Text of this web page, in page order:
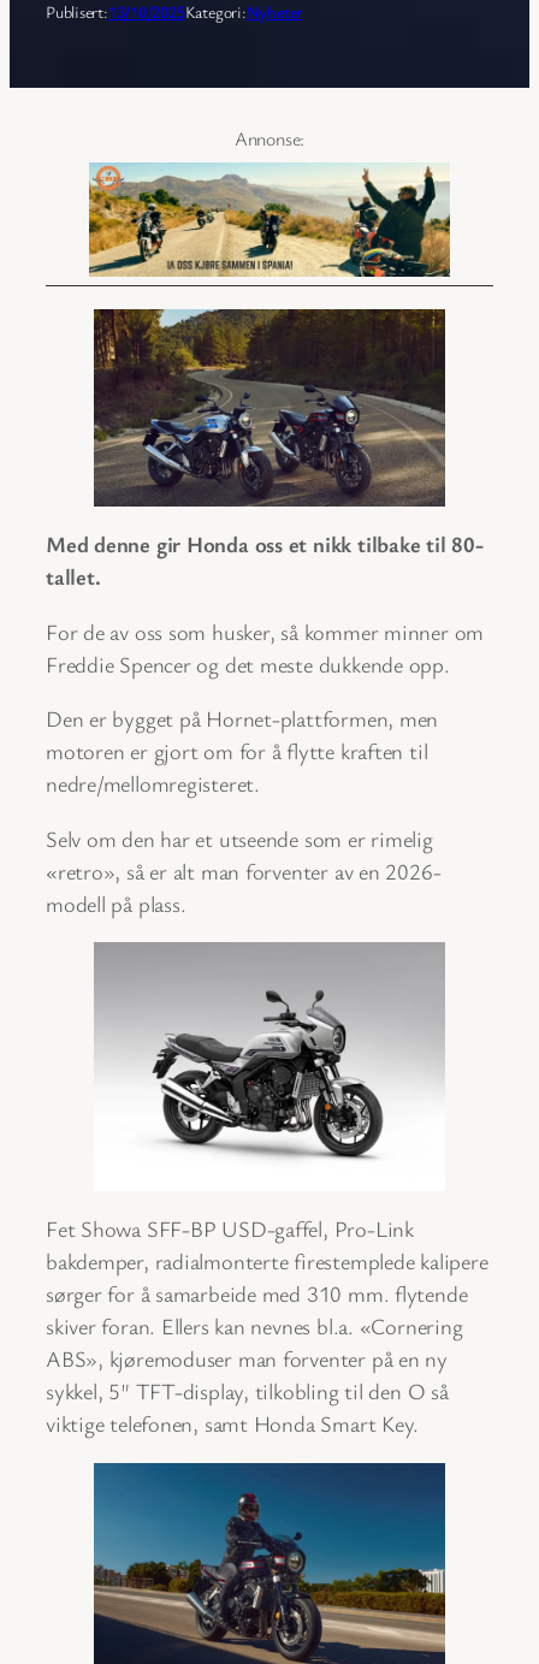
Publisert:13/10/2025Kategori:Nyheter
Med denne gir Honda oss et nikk tilbake til 80-
tallet.
For de av oss som husker, så kommer minner om
Freddie Spencer og det meste dukkende opp.
Den er bygget på Hornet-plattformen, men
motoren er gjort om for å flytte kraften til
nedre/mellomregisteret.
Selv om den har et utseende som er rimelig
«retro», så er alt man forventer av en 2026-
modell på plass.
Fet Showa SFF-BP USD-gaffel, Pro-Link
bakdemper, radialmonterte firestemplede kalipere
sørger for å samarbeide med 310 mm. flytende
skiver foran. Ellers kan nevnes bl.a. «Cornering
ABS», kjøremoduser man forventer på en ny
sykkel, 5″ TFT-display, tilkobling til den O så
viktige telefonen, samt Honda Smart Key.